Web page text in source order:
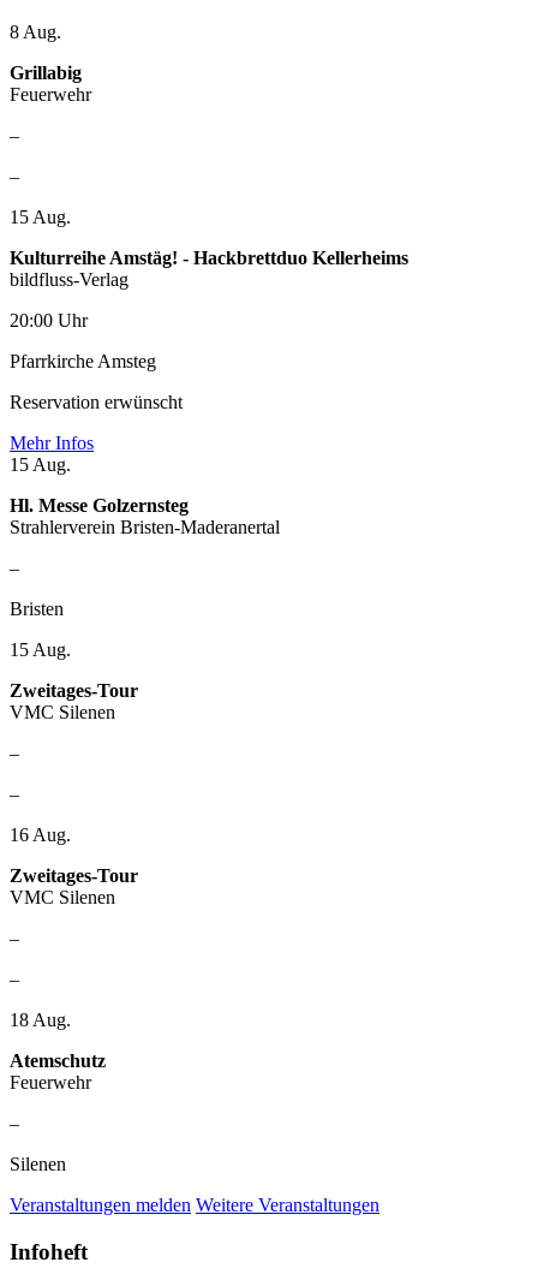
8 Aug.
Grillabig
Feuerwehr
–
–
15 Aug.
Kulturreihe Amstäg! - Hackbrettduo Kellerheims
bildfluss-Verlag
20:00 Uhr
Pfarrkirche Amsteg
Reservation erwünscht
Mehr Infos
15 Aug.
Hl. Messe Golzernsteg
Strahlerverein Bristen-Maderanertal
–
Bristen
15 Aug.
Zweitages-Tour
VMC Silenen
–
–
16 Aug.
Zweitages-Tour
VMC Silenen
–
–
18 Aug.
Atemschutz
Feuerwehr
–
Silenen
Veranstaltungen melden Weitere Veranstaltungen
Infoheft